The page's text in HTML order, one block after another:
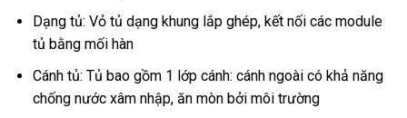
Dạng tủ: Vỏ tủ dạng khung lắp ghép, kết nối các module
tủ bằng mối hàn
Cánh tủ: Tủ bao gồm 1 lớp cánh: cánh ngoài có khả năng
chống nước xâm nhập, ăn mòn bởi môi trường